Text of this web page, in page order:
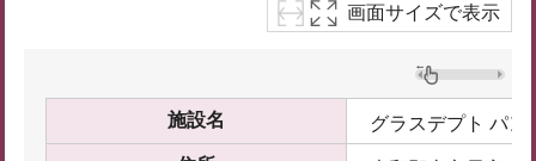
画面サイズで表示
施設名 グラスデプト パン